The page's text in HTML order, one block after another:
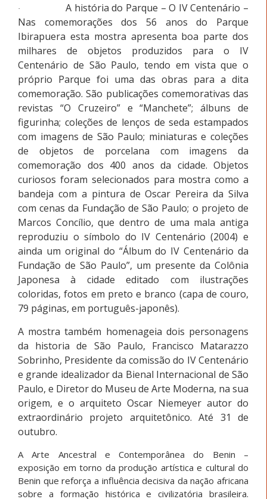
·
A história do Parque – O IV Centenário –
Nas comemorações dos 56 anos do Parque
Ibirapuera esta mostra apresenta boa parte dos
milhares de objetos produzidos para o IV
Centenário de São Paulo, tendo em vista que o
próprio Parque foi uma das obras para a dita
comemoração. São publicações comemorativas das
revistas “O Cruzeiro” e “Manchete”; álbuns de
figurinha; coleções de lenços de seda estampados
com imagens de São Paulo; miniaturas e coleções
de objetos de porcelana com imagens da
comemoração dos 400 anos da cidade. Objetos
curiosos foram selecionados para mostra como a
bandeja com a pintura de Oscar Pereira da Silva
com cenas da Fundação de São Paulo; o projeto de
Marcos Concílio, que dentro de uma mala antiga
reproduziu o símbolo do IV Centenário (2004) e
ainda um original do “Álbum do IV Centenário da
Fundação de São Paulo”, um presente da Colônia
Japonesa à cidade editado com ilustrações
coloridas, fotos em preto e branco (capa de couro,
79 páginas, em português-japonês).
A mostra também homenageia dois personagens
da historia de São Paulo, Francisco Matarazzo
Sobrinho, Presidente da comissão do IV Centenário
e grande idealizador da Bienal Internacional de São
Paulo, e Diretor do Museu de Arte Moderna, na sua
origem, e o arquiteto Oscar Niemeyer autor do
extraordinário projeto arquitetônico. Até 31 de
outubro.
A Arte Ancestral e Contemporânea do Benin –
exposição em torno da produção artística e cultural do
Benin que reforça a influência decisiva da nação africana
sobre a formação histórica e civilizatória brasileira.